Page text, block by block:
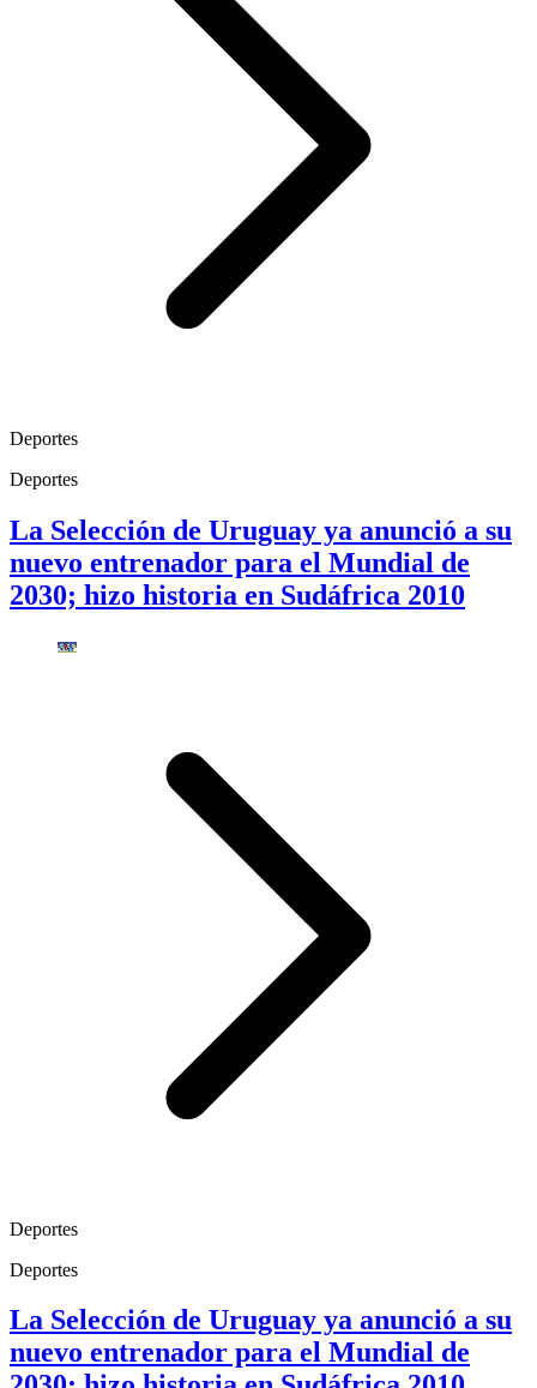
Deportes
Deportes
La Selección de Uruguay ya anunció a su
nuevo entrenador para el Mundial de
2030; hizo historia en Sudáfrica 2010
Deportes
Deportes
La Selección de Uruguay ya anunció a su
nuevo entrenador para el Mundial de